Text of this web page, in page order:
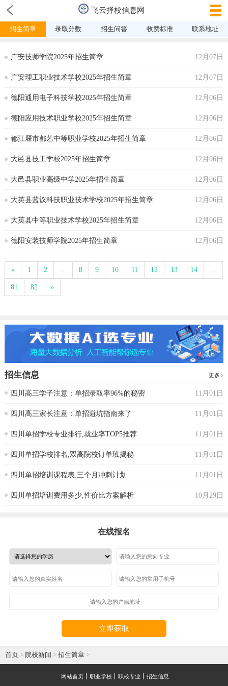
飞云择校信息网
招生简章 录取分数 招生问答 收费标准 联系地址
广安技师学院2025年招生简章 12月07日
广安理工职业技术学校2025年招生简章 12月07日
德阳通用电子科技学校2025年招生简章 12月06日
德阳应用技术职业学校2025年招生简章 12月06日
都江堰市都艺中等职业学校2025年招生简章 12月06日
大邑县技工学校2025年招生简章 12月06日
大邑县职业高级中学2025年招生简章 12月06日
大英县蓝议科技职业技术学校2025年招生简章 12月06日
大英县中等职业技术学校2025年招生简章 12月06日
德阳安装技师学院2025年招生简章 12月06日
« 1 2 ... 8 9 10 11 12 13 14 ...
81 82 »
招生信息 更多
四川高三学子注意：单招录取率96%的秘密 11月01日
四川高三家长注意：单招避坑指南来了 11月01日
四川单招学校专业排行,就业率TOP5推荐 11月01日
四川单招学校排名,双高院校订单班揭秘 11月01日
四川单招培训课程表,三个月冲刺计划 11月01日
四川单招培训费用多少,性价比方案解析 10月29日
在线报名
立即获取
首页 > 院校新闻 > 招生简章 >
网站首页 职业学校 职校专业
招生信息